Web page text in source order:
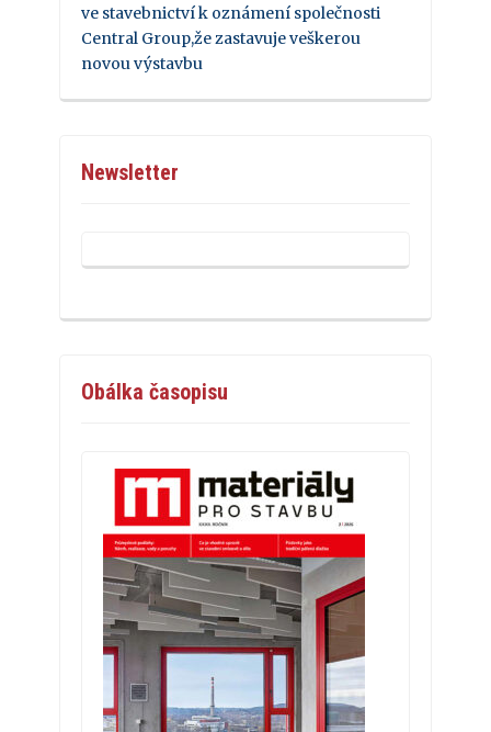
ve stavebnictví k oznámení společnosti
Central Group,že zastavuje veškerou
novou výstavbu
Newsletter
Obálka časopisu